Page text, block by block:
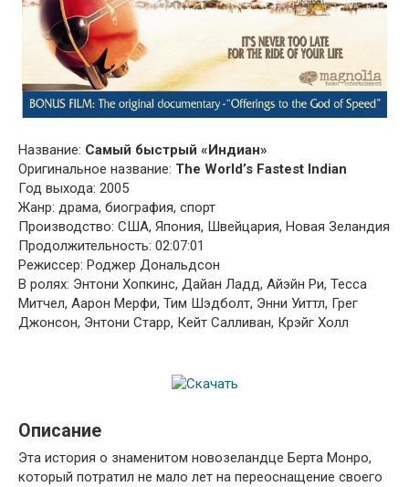
Название: Самый быстрый «Индиан»
Оригинальное название: The World’s Fastest Indian
Год выхода: 2005
Жанр: драма, биография, спорт
Производство: США, Япония, Швейцария, Новая Зеландия
Продолжительность: 02:07:01
Режиссер: Роджер Дональдсон
В ролях: Энтони Хопкинс, Дайан Ладд, Айэйн Ри, Тесса
Митчел, Аарон Мерфи, Тим Шэдболт, Энни Уиттл, Грег
Джонсон, Энтони Старр, Кейт Салливан, Крэйг Холл
Описание
Эта история о знаменитом новозеландце Берта Монро,
который потратил не мало лет на переоснащение своего